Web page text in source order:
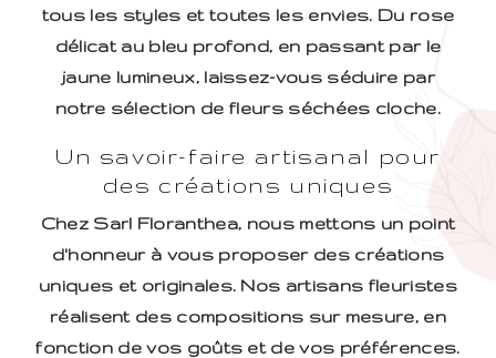
tous les styles et toutes les envies. Du rose
délicat au bleu profond, en passant par le
jaune lumineux, laissez-vous séduire par
notre sélection de fleurs séchées cloche.
Un savoir-faire artisanal pour
des créations uniques
Chez Sarl Floranthea, nous mettons un point
d'honneur à vous proposer des créations
uniques et originales. Nos artisans fleuristes
réalisent des compositions sur mesure, en
fonction de vos goûts et de vos préférences.